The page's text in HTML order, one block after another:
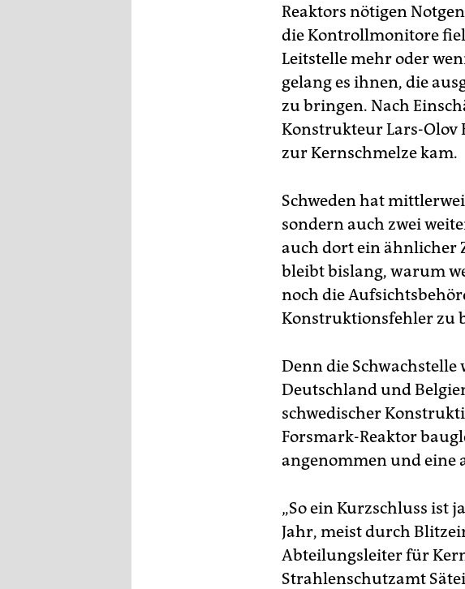
Reaktors nötigen
die Kontrollmonitore
Leitstelle mehr oder
gelang es ihnen, die
zu bringen. Nach
Konstrukteur Lars-Olov
zur Kernschmelze kam.
Schweden hat
sondern auch zwei
auch dort ein ähnlicher
bleibt bislang, warum
noch die
Konstruktionsfehler zu
Denn die
Deutschland und
schwedischer
Forsmark-Reaktor
angenommen und eine
„So ein Kurzschluss ist
Jahr, meist durch
Abteilungsleiter für
Strahlenschutzamt